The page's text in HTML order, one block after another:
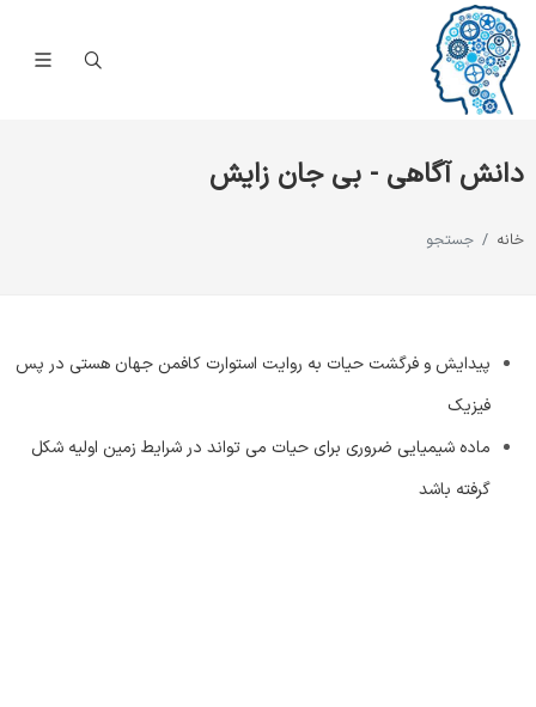
دانش آگاهی - بی جان زایش
خانه جستجو
پیدایش و فرگشت حیات به روايت استوارت كافمن جهان هستی در پس
فیزیک
ماده شیمیایی ضروری برای حیات می تواند در شرایط زمین اولیه شکل
گرفته باشد